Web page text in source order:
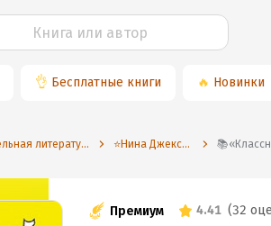
👌 Бесплатные книги 🔥 Новинки
Зарубежная образовательная литература ⭐️Нина Джексон
Премиум 4.41 (32